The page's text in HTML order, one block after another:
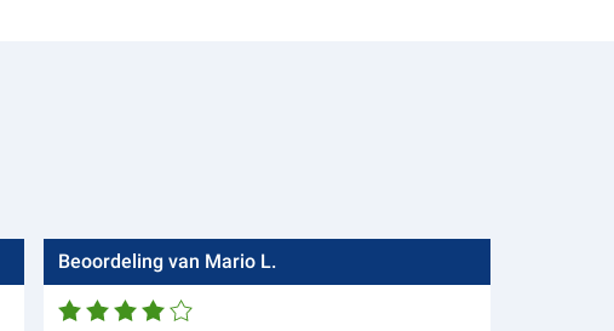
Beoordeling van Mario L.